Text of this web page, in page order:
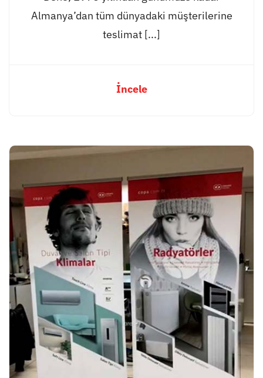
Almanya’dan tüm dünyadaki müşterilerine
teslimat [...]
İncele